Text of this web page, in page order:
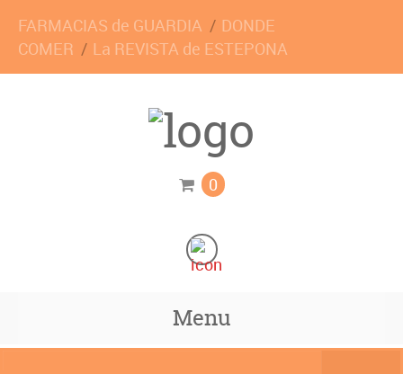
FARMACIAS de GUARDIA
DONDE
COMER
La REVISTA de ESTEPONA
0
Menu